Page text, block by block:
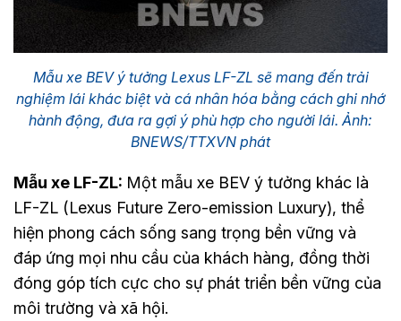
Mẫu xe BEV ý tưởng Lexus LF-ZL sẽ mang đến trải
nghiệm lái khác biệt và cá nhân hóa bằng cách ghi nhớ
hành động, đưa ra gợi ý phù hợp cho người lái. Ảnh:
BNEWS/TTXVN phát
Mẫu xe LF-ZL: Một mẫu xe BEV ý tưởng khác là
LF-ZL (Lexus Future Zero-emission Luxury), thể
hiện phong cách sống sang trọng bền vững và
đáp ứng mọi nhu cầu của khách hàng, đồng thời
đóng góp tích cực cho sự phát triển bền vững của
môi trường và xã hội.